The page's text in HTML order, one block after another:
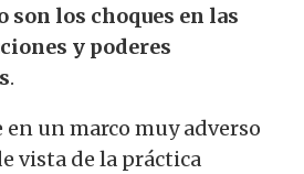
son los choques en las
y poderes
.
en un marco muy adverso
vista de la práctica